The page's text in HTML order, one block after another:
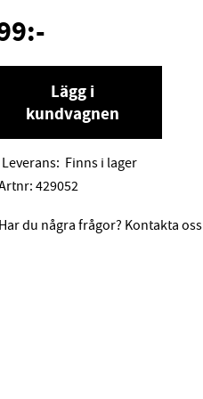
:-
Lägg i
kundvagnen
Leverans: Finns i lager
429052
du några frågor? Kontakta oss